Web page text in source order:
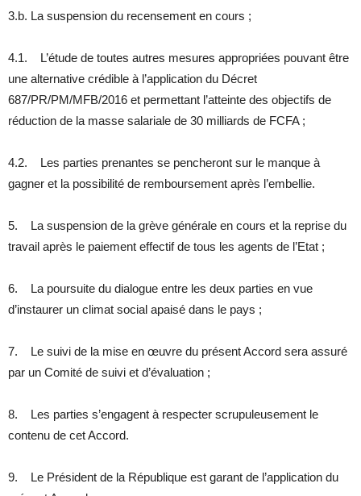
3.b. La suspension du recensement en cours ;
4.1. L’étude de toutes autres mesures appropriées pouvant être
une alternative crédible à l’application du Décret
687/PR/PM/MFB/2016 et permettant l’atteinte des objectifs de
réduction de la masse salariale de 30 milliards de FCFA ;
4.2. Les parties prenantes se pencheront sur le manque à
gagner et la possibilité de remboursement après l’embellie.
5. La suspension de la grève générale en cours et la reprise du
travail après le paiement effectif de tous les agents de l’Etat ;
6. La poursuite du dialogue entre les deux parties en vue
d’instaurer un climat social apaisé dans le pays ;
7. Le suivi de la mise en œuvre du présent Accord sera assuré
par un Comité de suivi et d’évaluation ;
8. Les parties s’engagent à respecter scrupuleusement le
contenu de cet Accord.
9. Le Président de la République est garant de l’application du